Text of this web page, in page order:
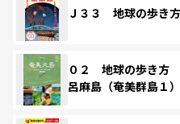
Ｊ３３ 地球の歩き
０２ 地球の歩き
呂麻島（奄美群島１